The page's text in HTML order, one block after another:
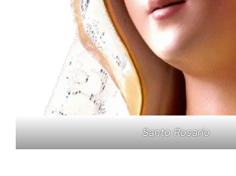
Santo Rosario